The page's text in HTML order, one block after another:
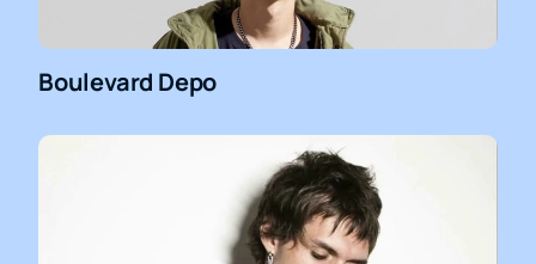
Boulevard Depo